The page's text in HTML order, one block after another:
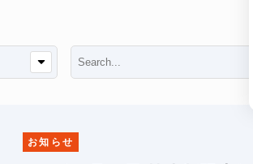
お知らせ